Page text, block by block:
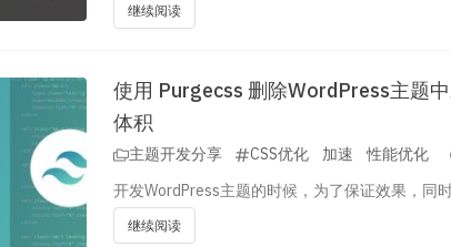
继续阅读
使用 Purgecss 删除WordPress主题
体积
主题开发分享 CSS优化 加速 性能优化
开发WordPress主题的时候，为了保证效果，同
继续阅读